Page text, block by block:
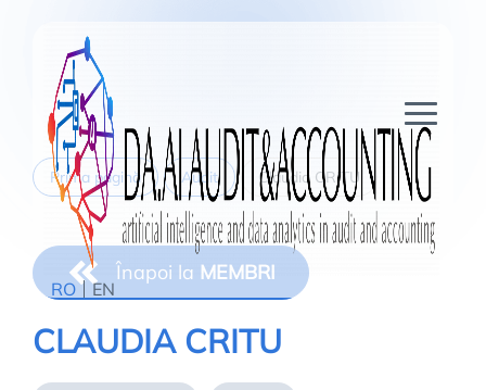
RO EN
Prima pagină Audit Claudia CRITU
Înapoi la MEMBRI
CLAUDIA CRITU